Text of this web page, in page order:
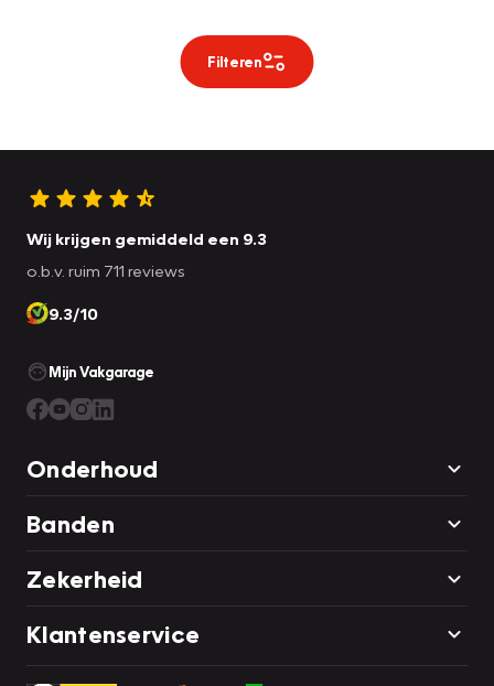
Filteren
Wij krijgen gemiddeld een 9.3
o.b.v. ruim 711 reviews
9.3/10
Mijn Vakgarage
Onderhoud
Banden
Zekerheid
Klantenservice